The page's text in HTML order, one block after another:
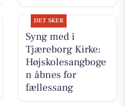
DET SKER
Syng med i
Tjæreborg Kirke:
Højskolesangboge
n åbnes for
fællessang